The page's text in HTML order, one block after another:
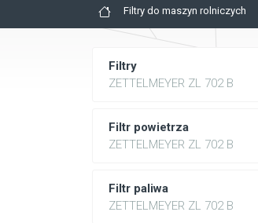
Filtry do maszyn rolniczych
Filtry
ZETTELMEYER ZL 702 B
Filtr powietrza
ZETTELMEYER ZL 702 B
Filtr paliwa
ZETTELMEYER ZL 702 B